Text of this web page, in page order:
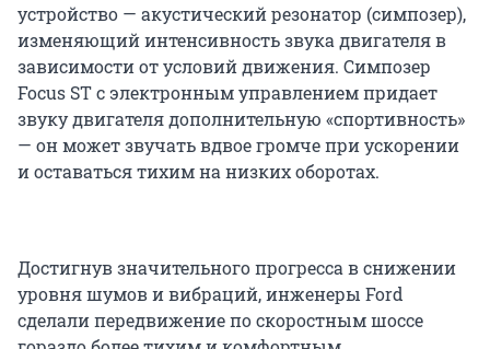
устройство — акустический резонатор (симпозер),
изменяющий интенсивность звука двигателя в
зависимости от условий движения. Симпозер
Focus ST с электронным управлением придает
звуку двигателя дополнительную «спортивность»
— он может звучать вдвое громче при ускорении
и оставаться тихим на низких оборотах.
Достигнув значительного прогресса в снижении
уровня шумов и вибраций, инженеры Ford
сделали передвижение по скоростным шоссе